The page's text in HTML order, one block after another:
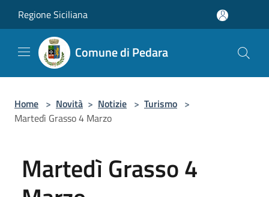
Regione Siciliana
Comune di Pedara
Home > Novità > Notizie > Turismo >
Martedì Grasso 4 Marzo
Martedì Grasso 4